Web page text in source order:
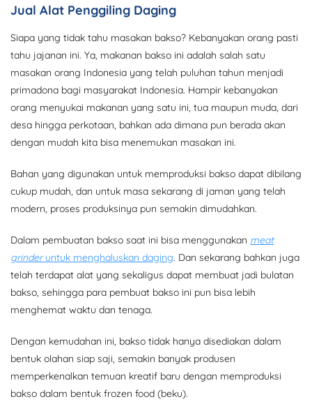
Jual Alat Penggiling Daging
Siapa yang tidak tahu masakan bakso? Kebanyakan orang pasti
tahu jajanan ini. Ya, makanan bakso ini adalah salah satu
masakan orang Indonesia yang telah puluhan tahun menjadi
primadona bagi masyarakat Indonesia. Hampir kebanyakan
orang menyukai makanan yang satu ini, tua maupun muda, dari
desa hingga perkotaan, bahkan ada dimana pun berada akan
dengan mudah kita bisa menemukan masakan ini.
Bahan yang digunakan untuk memproduksi bakso dapat dibilang
cukup mudah, dan untuk masa sekarang di jaman yang telah
modern, proses produksinya pun semakin dimudahkan.
Dalam pembuatan bakso saat ini bisa menggunakan meat
grinderuntuk menghaluskan daging. Dan sekarang bahkan juga
telah terdapat alat yang sekaligus dapat membuat jadi bulatan
bakso, sehingga para pembuat bakso ini pun bisa lebih
menghemat waktu dan tenaga.
Dengan kemudahan ini, bakso tidak hanya disediakan dalam
bentuk olahan siap saji, semakin banyak produsen
memperkenalkan temuan kreatif baru dengan memproduksi
bakso dalam bentuk frozen food (beku).